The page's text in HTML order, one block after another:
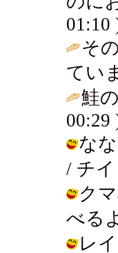
01:10
そ
てい
鮭
00:29
な
/ チイ
ク
べる
レ